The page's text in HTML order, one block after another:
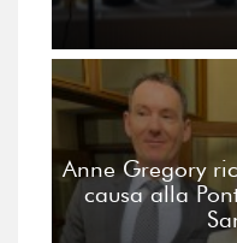
Anne Gregory
causa alla